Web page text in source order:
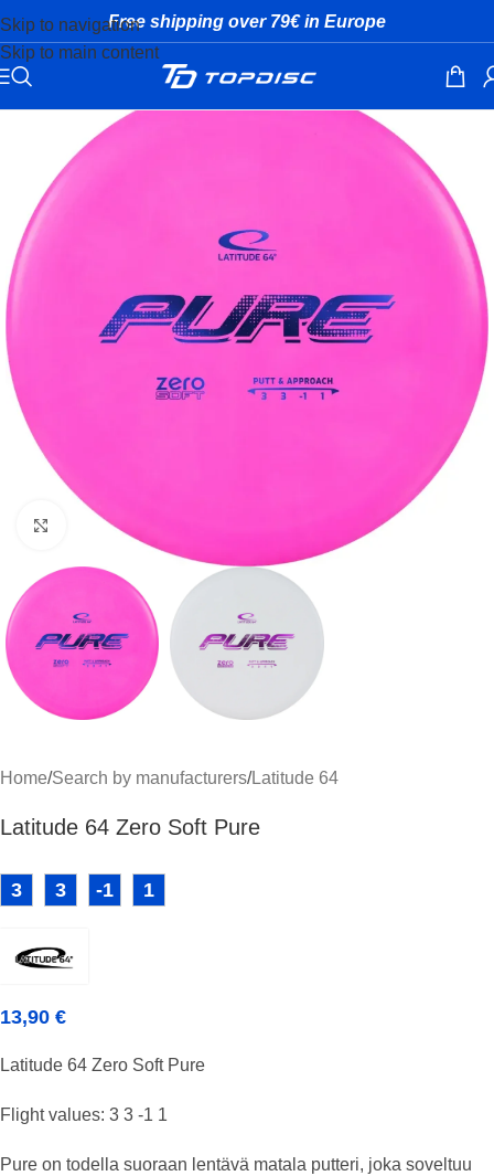
Skip to navigation
Skip to main content
Free shipping over 79€ in Europe
Click to enlarge
Home/Search by manufacturers/Latitude 64
Latitude 64 Zero Soft Pure
3 3 -1 1
13,90 €
Latitude 64 Zero Soft Pure
Flight values: 3 3 -1 1
Pure on todella suoraan lentävä matala putteri, joka soveltuu